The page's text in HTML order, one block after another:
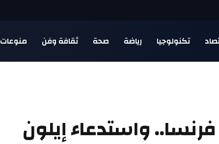
تكنولوجيا رياضة صحة ثقافة وفن منوعات
واستدعاء إيلون